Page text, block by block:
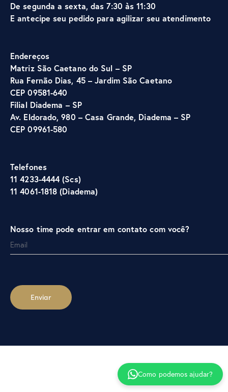
De segunda a sexta, das 7:30 às 11:30
E antecipe seu pedido para agilizar seu atendimento
Endereços
Matriz São Caetano do Sul – SP
Rua Fernão Dias, 45 – Jardim São Caetano
CEP 09581-640
Filial Diadema – SP
Av. Eldorado, 980 – Casa Grande, Diadema – SP
CEP 09961-580
Telefones
11 4233-4444 (Scs)
11 4061-1818 (Diadema)
Nosso time pode entrar em contato com você?
Como podemos ajudar?